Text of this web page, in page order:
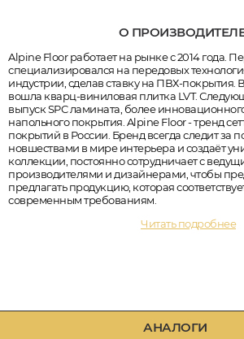
О
Alpine Floor работает на рынке с 2014 года.
специализировался на передовых
индустрии, сделав ставку на ПВХ-покрытия.
вошла кварц-виниловая плитка LVT.
выпуск SPC ламината, более
напольного покрытия. Alpine Floor - тренд
покрытий в России. Бренд всегда следит за
новшествами в мире интерьера и создаёт
коллекции, постоянно сотрудничает с
производителями и дизайнерами, чтобы
предлагать продукцию, которая
современным требованиям.
Читать подробнее
АНАЛОГИ